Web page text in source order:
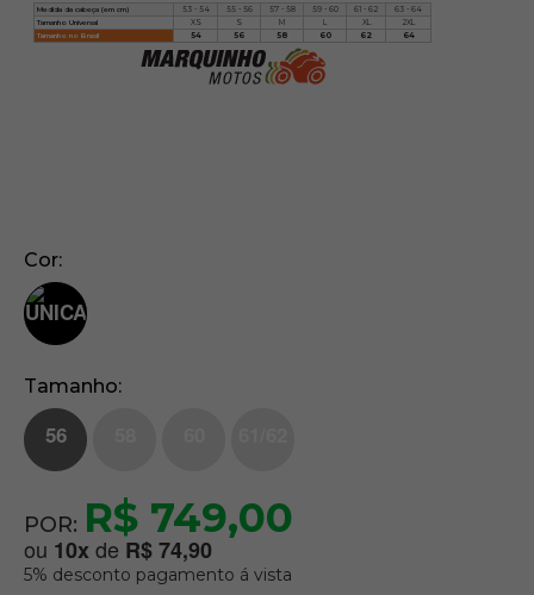
Medida da cabeça (em cm)
53 - 54 55 - 56 57 - 58 59 - 60 61 - 62
63 - 64
Tamanho Universal
XS S M L XL
2XL
Tamanho no Brasil
54 56 58 60 62 64
Cor
Tamanho
56
POR: R$ 749,00
ou 10xde R$ 74,90
5% desconto pagamento á vista